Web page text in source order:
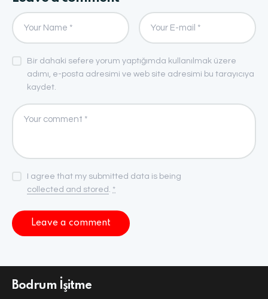
Bir dahaki sefere yorum yaptığımda kullanılmak üzere
adımı, e-posta adresimi ve web site adresimi bu tarayıcıya
kaydet.
I agree that my submitted data is being
collected and stored
*
Bodrum İşitme